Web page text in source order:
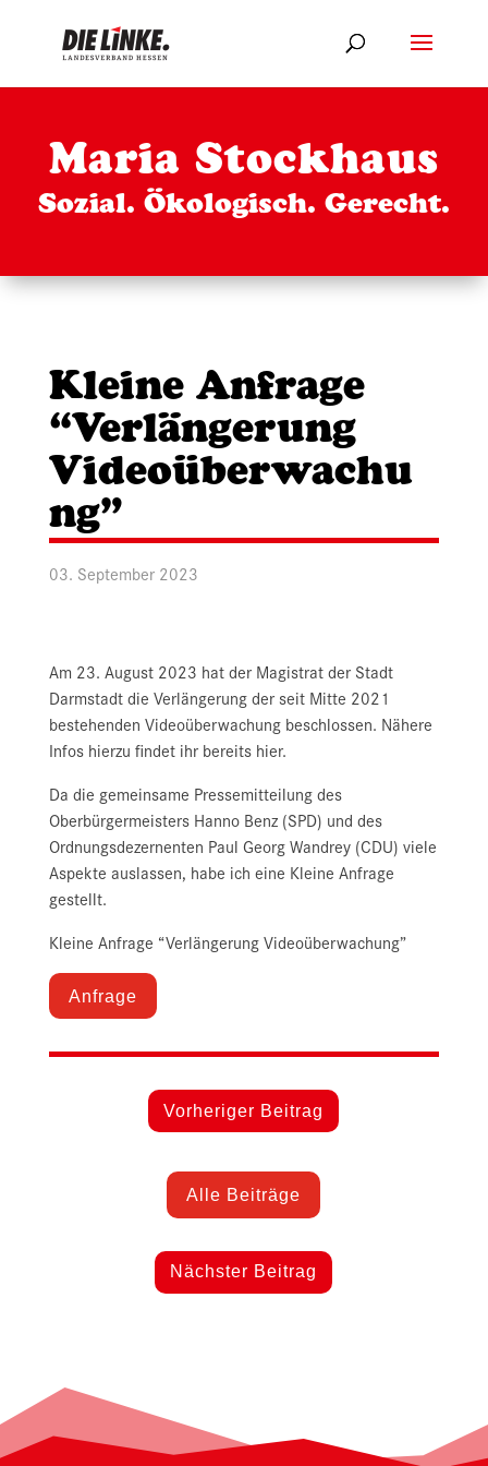
Maria Stockhaus
Sozial. Ökologisch. Gerecht.
Kleine Anfrage
“Verlängerung
Videoüberwachu
ng”
03. September 2023
Am 23. August 2023 hat der Magistrat der Stadt
Darmstadt die Verlängerung der seit Mitte 2021
bestehenden Videoüberwachung beschlossen. Nähere
Infos hierzu findet ihr bereits hier.
Da die gemeinsame Pressemitteilung des
Oberbürgermeisters Hanno Benz (SPD) und des
Ordnungsdezernenten Paul Georg Wandrey (CDU) viele
Aspekte auslassen, habe ich eine Kleine Anfrage
gestellt.
Kleine Anfrage “Verlängerung Videoüberwachung”
Anfrage
Vorheriger Beitrag
Alle Beiträge
Nächster Beitrag